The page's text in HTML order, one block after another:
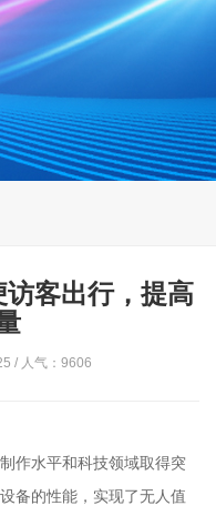
客出行，提高
/ 人气：9606
制作水平和科技领域取得突
备的性能，实现了无人值